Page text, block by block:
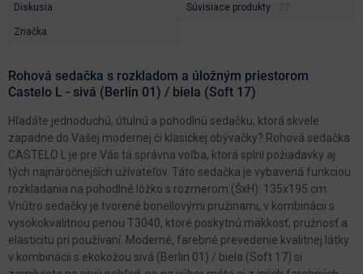
Diskusia Súvisiace produkty
Značka
Rohová sedačka s rozkladom a úložným priestorom
Castelo L - sivá (Berlin 01) / biela (Soft 17)
Hľadáte jednoduchú, útulnú a pohodlnú sedačku, ktorá skvele
zapadne do Vašej modernej či klasickej obývačky? Rohová sedačka
CASTELO L je pre Vás tá správna voľba, ktorá splní požiadavky aj
tých najnáročnejších užívateľov. Táto sedačka je vybavená funkciou
rozkladania na pohodlné lôžko s rozmerom (ŠxH): 135x195 cm.
Vnútro sedačky je tvorené bonellovými pružinami, v kombinácii s
vysokokvalitnou penou T3040, ktoré poskytnú mäkkosť, pružnosť a
elasticitu pri používaní. Moderné, farebné prevedenie kvalitnej látky
v kombinácii s ekokožou sivá (Berlin 01) / biela (Soft 17) si